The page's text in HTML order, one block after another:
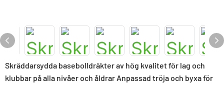
Skräddarsydda basebolldräkter av hög kvalitet för lag och
klubbar på alla nivåer och åldrar Anpassad tröja och byxa för